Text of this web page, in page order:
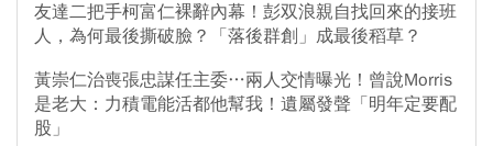
友達二把手柯富仁裸辭內幕！彭双浪親自找回來的接班
人，為何最後撕破臉？「落後群創」成最後稻草？
黃崇仁治喪張忠謀任主委…兩人交情曝光！曾說Morris
是老大：力積電能活都他幫我！遺屬發聲「明年定要配
股」